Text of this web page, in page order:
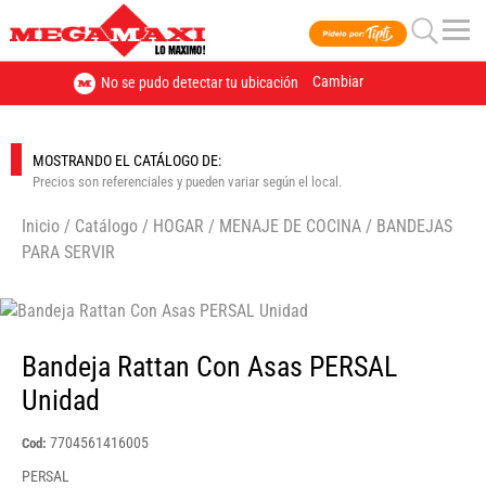
No se pudo detectar tu ubicación Cambiar
MOSTRANDO EL CATÁLOGO DE:
Precios son referenciales y pueden variar según el local.
Inicio / Catálogo / HOGAR / MENAJE DE COCINA / BANDEJAS
PARA SERVIR
Bandeja Rattan Con Asas PERSAL
Unidad
Cod: 7704561416005
PERSAL